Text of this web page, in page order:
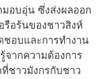
มอบอุ่น ซึ่งส่งผลออก
รือร้นของชาวสิงห์
ชอบและการทำงาน
ากความต้องการ
ชาวมังกรกับชาว